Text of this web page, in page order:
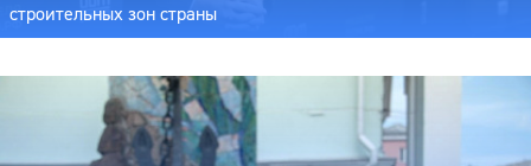
строительных зон страны